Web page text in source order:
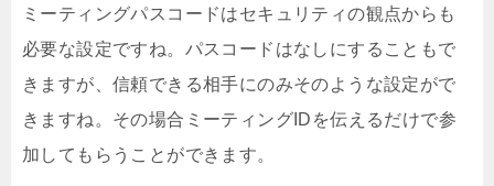
ミーティングパスコードはセキュリティの観点からも
必要な設定ですね。パスコードはなしにすることもで
きますが、信頼できる相手にのみそのような設定がで
きますね。その場合ミーティングIDを伝えるだけで参
加してもらうことができます。